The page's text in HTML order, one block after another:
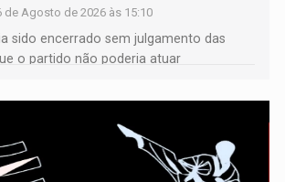
de Agosto de 2026 às 15:10
sido encerrado sem julgamento das
o partido não poderia atuar